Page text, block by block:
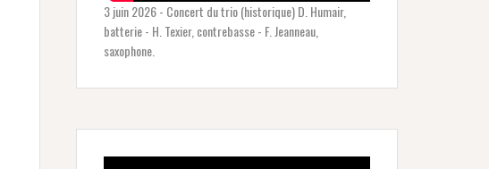
3 juin 2026 - Concert du trio (historique) D. Humair,
batterie - H. Texier, contrebasse - F. Jeanneau,
saxophone.